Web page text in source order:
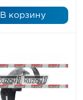
В корзину